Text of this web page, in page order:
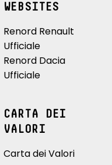
WEBSITES
Renord Renault
Ufficiale
Renord Dacia
Ufficiale
CARTA DEI
VALORI
Carta dei Valori